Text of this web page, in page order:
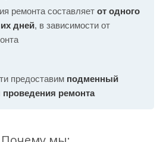
ремонта составляет от одного
дней, в зависимости от
предоставим подменный
ремонта